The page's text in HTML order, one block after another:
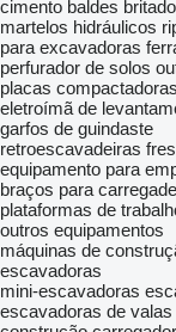
cimento baldes
martelos hidráulicos
para excavadoras
perfurador de solos
placas
eletroímã de
garfos de guindaste
retroescavadeiras
equipamento para
braços para
plataformas de
outros equipamentos
máquinas de
escavadoras
mini-escavadoras
escavadoras de valas